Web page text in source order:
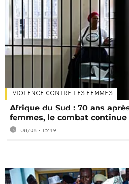
VIOLENCE CONTRE LES FEMMES
Afrique du Sud : 70 ans
femmes, le combat continue
08/08 - 15:49